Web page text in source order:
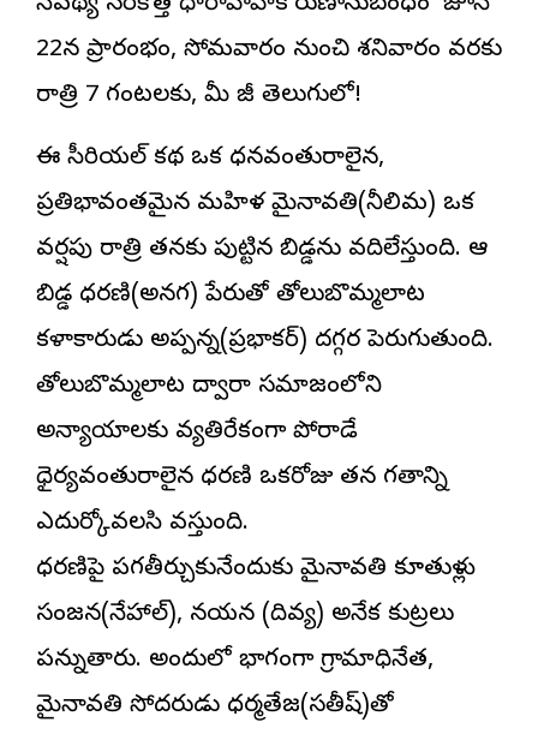
22న ప్రారంభం, సోమవారం నుంచి శనివారం వరకు
రాత్రి 7 గంటలకు, మీ జీ తెలుగులో!
ఈ సీరియల్ కథ ఒక ధనవంతురాలైన,
ప్రతిభావంతమైన మహిళ మైనావతి(నీలిమ) ఒక
వర్షపు రాత్రి తనకు పుట్టిన బిడ్డను వదిలేస్తుంది. ఆ
బిడ్డ ధరణి(అనగ) పేరుతో తోలుబొమ్మలాట
కళాకారుడు అప్పన్న(ప్రభాకర్) దగ్గర పెరుగుతుంది.
తోలుబొమ్మలాట ద్వారా సమాజంలోని
అన్యాయాలకు వ్యతిరేకంగా పోరాడే
ధైర్యవంతురాలైన ధరణి ఒకరోజు తన గతాన్ని
ఎదుర్కోవలసి వస్తుంది.
ధరణిపై పగతీర్చుకునేందుకు మైనావతి కూతుళ్లు
సంజన(నేహాల్), నయన (దివ్య) అనేక కుట్రలు
పన్నుతారు. అందులో భాగంగా గ్రామాధినేత,
మైనావతి సోదరుడు ధర్మతేజ(సతీష్)తో